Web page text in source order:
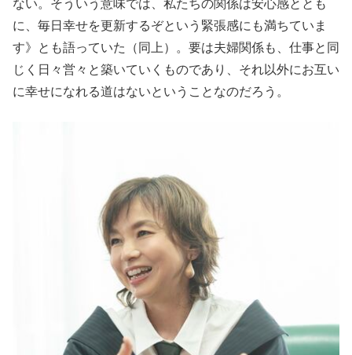
ない。そういう意味では、私たちの関係は安心感ととも
に、毎日幸せを更新するぞという緊張感にも満ちていま
す》とも語っていた（同上）。要は夫婦関係も、仕事と同
じく日々営々と築いていくものであり、それ以外にお互い
に幸せになれる道はないということなのだろう。